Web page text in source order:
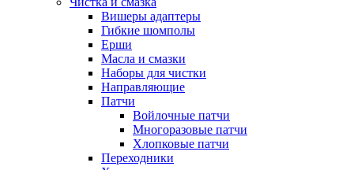
Вишеры адаптеры
Гибкие шомполы
Ерши
Масла и смазки
Наборы для чистки
Направляющие
Патчи
Войлочные патчи
Многоразовые патчи
Хлопковые патчи
Переходники